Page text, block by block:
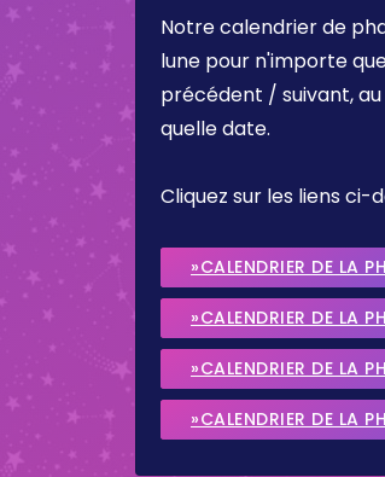
Notre calendrier de
lune pour n'importe
précédent / suivant,
quelle date.
Cliquez sur les liens
»CALENDRIER DE LA
»CALENDRIER DE LA
»CALENDRIER DE LA
»CALENDRIER DE LA